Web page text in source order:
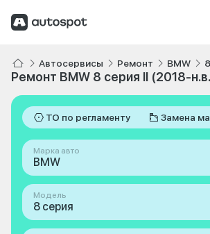
Автосервисы Ремонт BMW
Ремонт BMW 8 серия II (2018-
ТО по регламенту Замена
Марка авто
BMW
Модель
8 серия